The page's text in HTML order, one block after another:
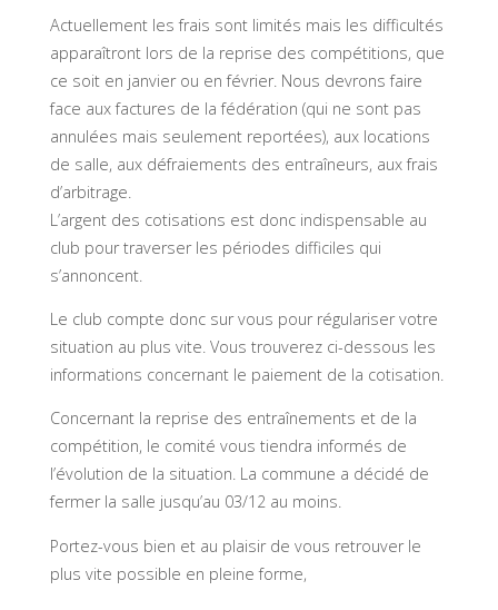
Actuellement les frais sont limités mais les difficultés
apparaîtront lors de la reprise des compétitions, que
ce soit en janvier ou en février. Nous devrons faire
face aux factures de la fédération (qui ne sont pas
annulées mais seulement reportées), aux locations
de salle, aux défraiements des entraîneurs, aux frais
d’arbitrage.
L’argent des cotisations est donc indispensable au
club pour traverser les périodes difficiles qui
s’annoncent.
Le club compte donc sur vous pour régulariser votre
situation au plus vite. Vous trouverez ci-dessous les
informations concernant le paiement de la cotisation.
Concernant la reprise des entraînements et de la
compétition, le comité vous tiendra informés de
l’évolution de la situation. La commune a décidé de
fermer la salle jusqu’au 03/12 au moins.
Portez-vous bien et au plaisir de vous retrouver le
plus vite possible en pleine forme,